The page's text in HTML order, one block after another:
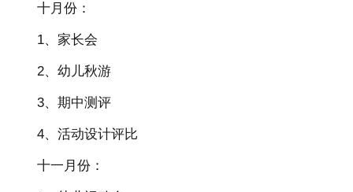
十月份：
1、家长会
2、幼儿秋游
3、期中测评
4、活动设计评比
十一月份：